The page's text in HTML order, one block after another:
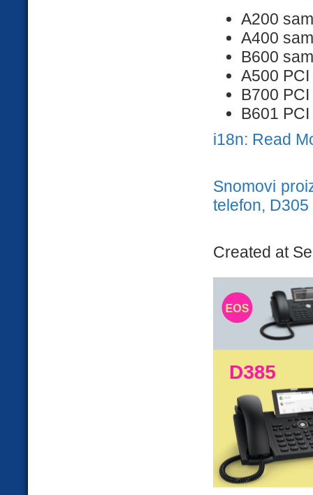
A200
A400
B600
A500
B700
B601 PCI
i18n: Read
Snomovi
telefon, D305
Created at